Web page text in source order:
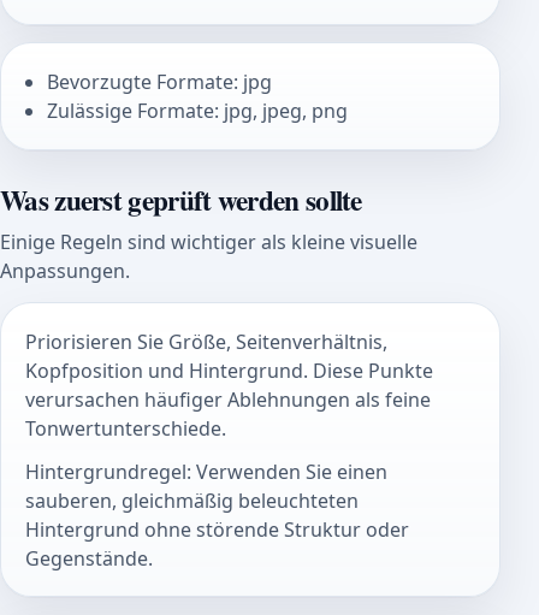
Bevorzugte Formate: jpg
Zulässige Formate: jpg, jpeg, png
Was zuerst geprüft werden sollte
Einige Regeln sind wichtiger als kleine visuelle
Anpassungen.
Priorisieren Sie Größe, Seitenverhältnis,
Kopfposition und Hintergrund. Diese Punkte
verursachen häufiger Ablehnungen als feine
Tonwertunterschiede.
Hintergrundregel: Verwenden Sie einen
sauberen, gleichmäßig beleuchteten
Hintergrund ohne störende Struktur oder
Gegenstände.